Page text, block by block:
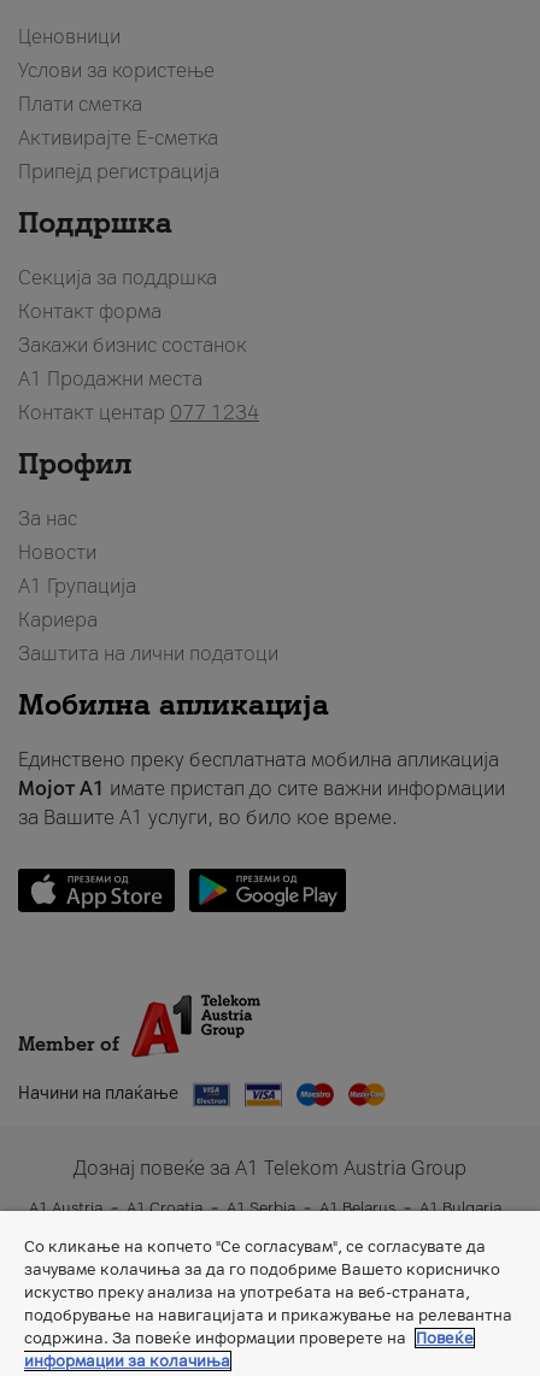
Ценовници
Услови за користење
Плати сметка
Активирајте Е-сметка
Припејд регистрација
Поддршка
Секција за поддршка
Контакт форма
Закажи бизнис состанок
A1 Продажни места
Контакт центар 077 1234
Профил
За нас
Новости
А1 Групација
Кариера
Заштита на лични податоци
Мобилна апликација
Единствено преку бесплатната мобилна апликација
Мојот A1 имате пристап до сите важни информации
за Вашите A1 услуги, во било кое време.
Member of
Начини на плаќање
Дознај повеќе за A1 Telekom Austria Group
A1 Austria A1 Croatia A1 Serbia A1 Belarus
A1 Bulgaria
A1 Slovenia
A1 Digital
Со кликање на копчето "Се согласувам", се согласувате да
зачуваме колачиња за да го подобриме Вашето корисничко
искуство преку анализа на употребата на веб-страната,
подобрување на навигацијата и прикажување на релевантна
содржина. За повеќе информации проверете на
Повеќе
информации за колачиња